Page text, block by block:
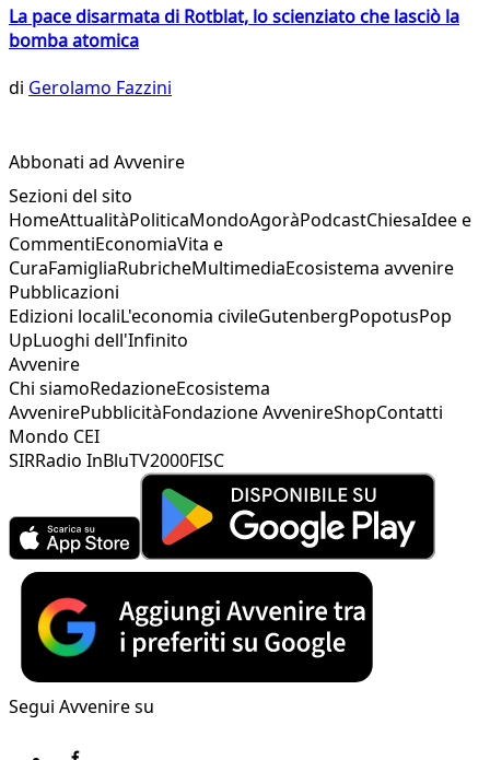
La pace disarmata di Rotblat, lo scienziato che lasciò la
bomba atomica
di Gerolamo Fazzini
Abbonati ad Avvenire
Sezioni del sito
HomeAttualitàPoliticaMondoAgoràPodcastChiesaIdee e
CommentiEconomiaVita e
CuraFamigliaRubricheMultimediaEcosistema avvenire
Pubblicazioni
Edizioni localiL'economia civileGutenbergPopotusPop
UpLuoghi dell'Infinito
Avvenire
Chi siamoRedazioneEcosistema
AvvenirePubblicitàFondazione AvvenireShopContatti
Mondo CEI
SIRRadio InBluTV2000FISC
Segui Avvenire su